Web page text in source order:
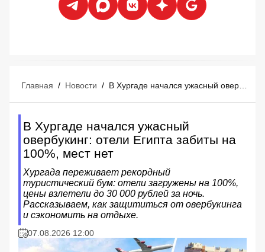
Главная / Новости / В Хургаде начался ужасный овербукинг: отели Египта забиты на 100%, мест нет
В Хургаде начался ужасный
овербукинг: отели Египта забиты на
100%, мест нет
Хургада переживает рекордный
туристический бум: отели загружены на 100%,
цены взлетели до 30 000 рублей за ночь.
Рассказываем, как защититься от овербукинга
и сэкономить на отдыхе.
07.08.2026 12:00